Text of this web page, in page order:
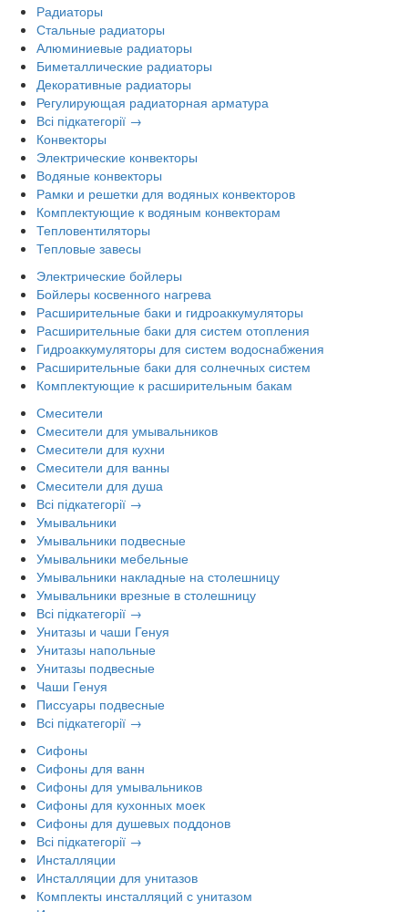
Радиаторы
Стальные радиаторы
Алюминиевые радиаторы
Биметаллические радиаторы
Декоративные радиаторы
Регулирующая радиаторная арматура
Всі підкатегорії →
Конвекторы
Электрические конвекторы
Водяные конвекторы
Рамки и решетки для водяных конвекторов
Комплектующие к водяным конвекторам
Тепловентиляторы
Тепловые завесы
Электрические бойлеры
Бойлеры косвенного нагрева
Расширительные баки и гидроаккумуляторы
Расширительные баки для систем отопления
Гидроаккумуляторы для систем водоснабжения
Расширительные баки для солнечных систем
Комплектующие к расширительным бакам
Смесители
Смесители для умывальников
Смесители для кухни
Смесители для ванны
Смесители для душа
Всі підкатегорії →
Умывальники
Умывальники подвесные
Умывальники мебельные
Умывальники накладные на столешницу
Умывальники врезные в столешницу
Всі підкатегорії →
Унитазы и чаши Генуя
Унитазы напольные
Унитазы подвесные
Чаши Генуя
Писсуары подвесные
Всі підкатегорії →
Сифоны
Сифоны для ванн
Сифоны для умывальников
Сифоны для кухонных моек
Сифоны для душевых поддонов
Всі підкатегорії →
Инсталляции
Инсталляции для унитазов
Комплекты инсталляций с унитазом